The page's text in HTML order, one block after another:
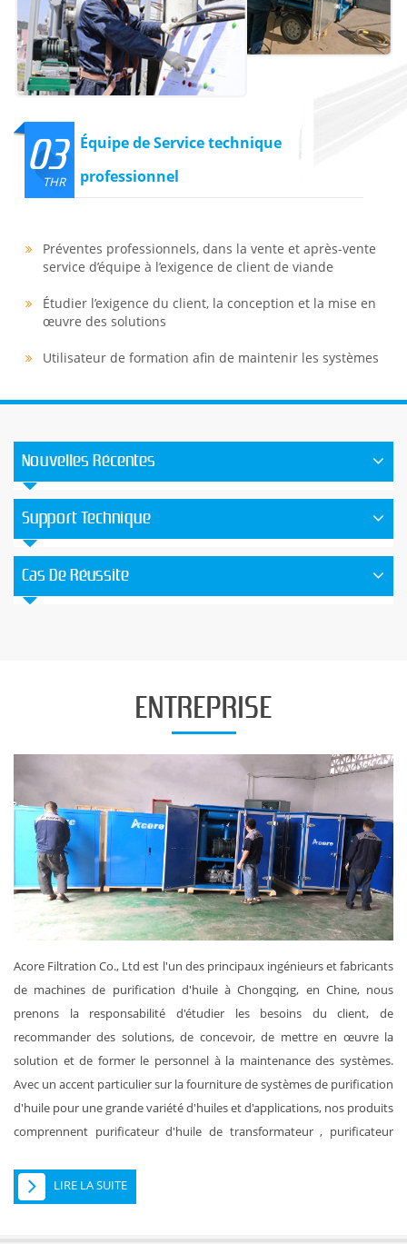
03
THR
Équipe de Service technique
professionnel
Préventes professionnels, dans la vente et après-vente
service d’équipe à l’exigence de client de viande
Étudier l’exigence du client, la conception et la mise en
œuvre des solutions
Utilisateur de formation afin de maintenir les systèmes
Nouvelles Récentes
Support Technique
Cas De Réussite
ENTREPRISE
Acore Filtration Co., Ltd est l'un des principaux ingénieurs et fabricants
de machines de purification d'huile à Chongqing, en Chine, nous
prenons la responsabilité d'étudier les besoins du client, de
recommander des solutions, de concevoir, de mettre en œuvre la
solution et de former le personnel à la maintenance des systèmes.
Avec un accent particulier sur la fourniture de systèmes de purification
d'huile pour une grande variété d'huiles et d'applications, nos produits
comprennent purificateur d'huile de transformateur , purificateur
filtration de liquides hydrauliques, systèmes de purification d'huile de
déshydratation sous vide, ensemble de pompe à vide, générateur d'air
LIRE LA SUITE